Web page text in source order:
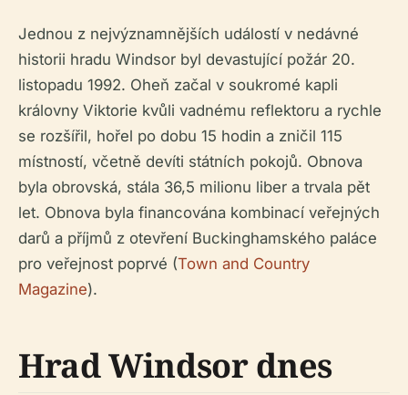
Jednou z nejvýznamnějších událostí v nedávné
historii hradu Windsor byl devastující požár 20.
listopadu 1992. Oheň začal v soukromé kapli
královny Viktorie kvůli vadnému reflektoru a rychle
se rozšířil, hořel po dobu 15 hodin a zničil 115
místností, včetně devíti státních pokojů. Obnova
byla obrovská, stála 36,5 milionu liber a trvala pět
let. Obnova byla financována kombinací veřejných
darů a příjmů z otevření Buckinghamského paláce
pro veřejnost poprvé (Town and Country
Magazine).
Hrad Windsor dnes